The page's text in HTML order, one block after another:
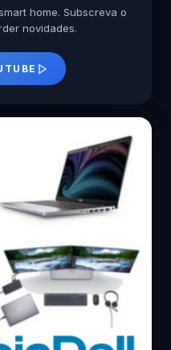
home. Subscreva o
novidades.